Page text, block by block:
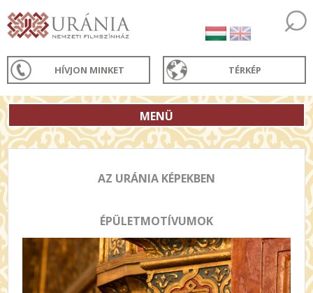
HÍVJON MINKET TÉRKÉP
MENÜ
AZ URÁNIA KÉPEKBEN
ÉPÜLETMOTÍVUMOK